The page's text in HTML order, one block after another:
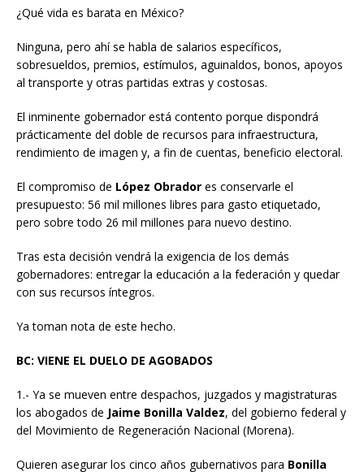
¿Qué vida es barata en México?
Ninguna, pero ahí se habla de salarios específicos,
sobresueldos, premios, estímulos, aguinaldos, bonos, apoyos
al transporte y otras partidas extras y costosas.
El inminente gobernador está contento porque dispondrá
prácticamente del doble de recursos para infraestructura,
rendimiento de imagen y, a fin de cuentas, beneficio electoral.
El compromiso de López Obrador es conservarle el
presupuesto: 56 mil millones libres para gasto etiquetado,
pero sobre todo 26 mil millones para nuevo destino.
Tras esta decisión vendrá la exigencia de los demás
gobernadores: entregar la educación a la federación y quedar
con sus recursos íntegros.
Ya toman nota de este hecho.
BC: VIENE EL DUELO DE AGOBADOS
1.- Ya se mueven entre despachos, juzgados y magistraturas
los abogados de Jaime Bonilla Valdez, del gobierno federal y
del Movimiento de Regeneración Nacional (Morena).
Quieren asegurar los cinco años gubernativos para Bonilla